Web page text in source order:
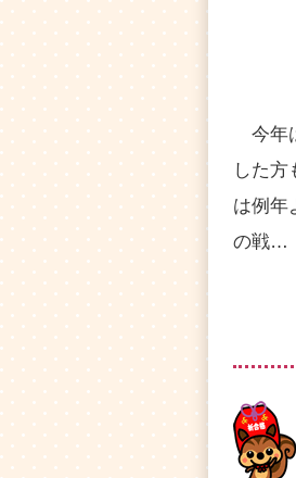
今年
した方
は例年
の戦…